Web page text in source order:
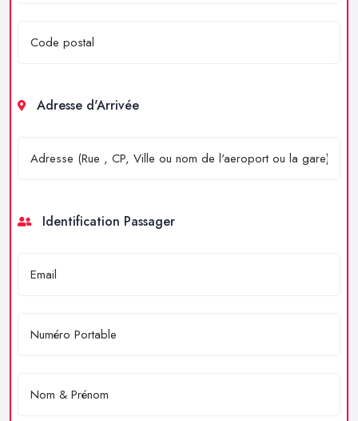
Adresse d'Arrivée
Identification Passager